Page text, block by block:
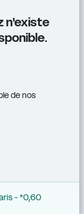
n'existe
de nos
- *0,60